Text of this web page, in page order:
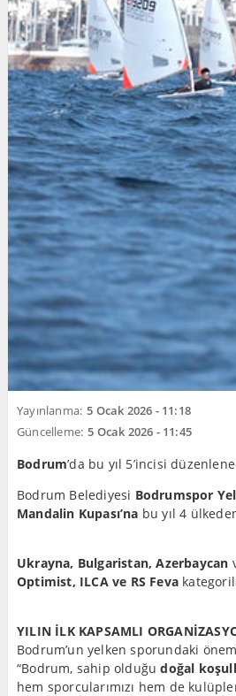
Yayınlanma: 5 Ocak 2026 - 11:18
Güncelleme: 5 Ocak 2026 - 11:45
Bodrum’da bu yıl 5’incisi
Bodrum Belediyesi Bodrumspor
Mandalin Kupası’na bu yıl 4
Ukrayna, Bulgaristan, Azerbaycan
Optimist, ILCA ve RS Feva
YILIN İLK KAPSAMLI
Bodrum’un yelken sporundaki
“Bodrum, sahip olduğudoğal
hem sporcularımızı hem de